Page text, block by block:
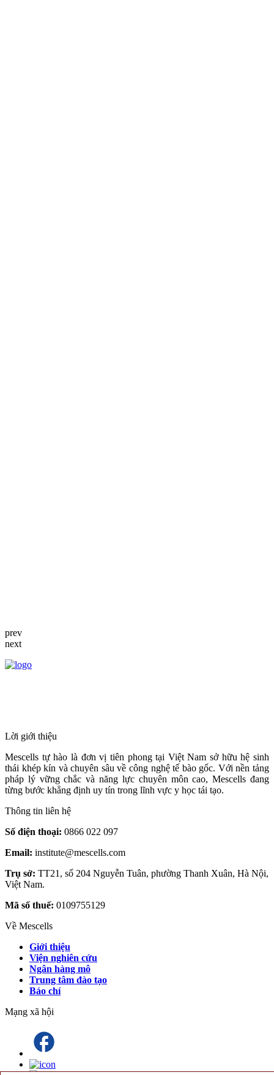
prev
next
Lời giới thiệu
Mescells tự hào là đơn vị tiên phong tại Việt Nam sở hữu hệ sinh
thái khép kín và chuyên sâu về công nghệ tế bào gốc. Với nền tảng
pháp lý vững chắc và năng lực chuyên môn cao, Mescells đang
từng bước khẳng định uy tín trong lĩnh vực y học tái tạo.
Thông tin liên hệ
Số điện thoại: 0866 022 097
Email: institute@mescells.com
Trụ sở: TT21, số 204 Nguyễn Tuân, phường Thanh Xuân, Hà Nội,
Việt Nam.
Mã số thuế: 0109755129
Về Mescells
Giới thiệu
Viện nghiên cứu
Ngân hàng mô
Trung tâm đào tạo
Báo chí
Mạng xã hội